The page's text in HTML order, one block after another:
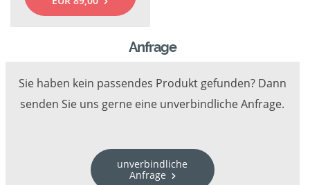
Anfrage
Sie haben kein passendes Produkt gefunden? Dann
senden Sie uns gerne eine unverbindliche Anfrage.
unverbindliche
Anfrage